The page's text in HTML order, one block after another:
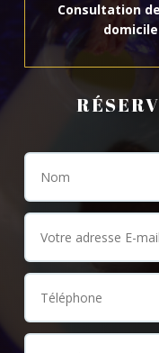
Consultation